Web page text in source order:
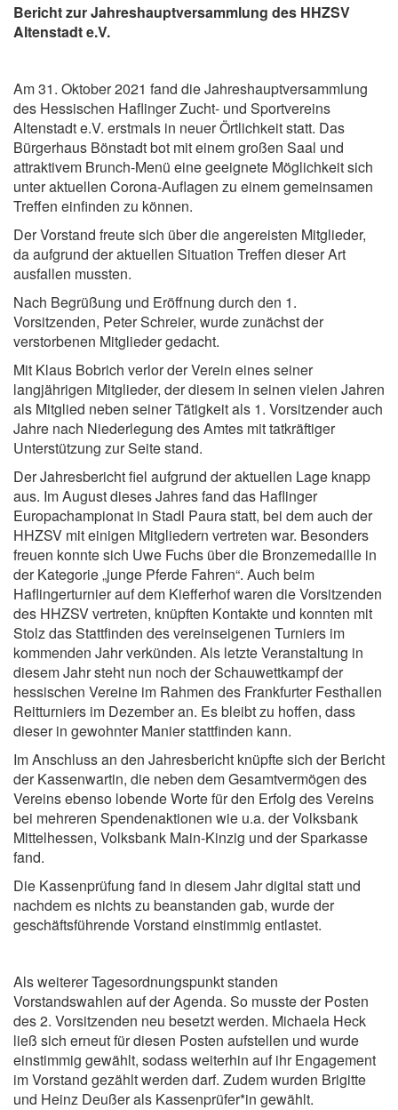
Bericht zur Jahreshauptversammlung des HHZSV
Altenstadt e.V.
Am 31. Oktober 2021 fand die Jahreshauptversammlung
des Hessischen Haflinger Zucht- und Sportvereins
Altenstadt e.V. erstmals in neuer Örtlichkeit statt. Das
Bürgerhaus Bönstadt bot mit einem großen Saal und
attraktivem Brunch-Menü eine geeignete Möglichkeit sich
unter aktuellen Corona-Auflagen zu einem gemeinsamen
Treffen einfinden zu können.
Der Vorstand freute sich über die angereisten Mitglieder,
da aufgrund der aktuellen Situation Treffen dieser Art
ausfallen mussten.
Nach Begrüßung und Eröffnung durch den 1.
Vorsitzenden, Peter Schreier, wurde zunächst der
verstorbenen Mitglieder gedacht.
Mit Klaus Bobrich verlor der Verein eines seiner
langjährigen Mitglieder, der diesem in seinen vielen Jahren
als Mitglied neben seiner Tätigkeit als 1. Vorsitzender auch
Jahre nach Niederlegung des Amtes mit tatkräftiger
Unterstützung zur Seite stand.
Der Jahresbericht fiel aufgrund der aktuellen Lage knapp
aus. Im August dieses Jahres fand das Haflinger
Europachampionat in Stadl Paura statt, bei dem auch der
HHZSV mit einigen Mitgliedern vertreten war. Besonders
freuen konnte sich Uwe Fuchs über die Bronzemedaille in
der Kategorie „junge Pferde Fahren“. Auch beim
Haflingerturnier auf dem Kiefferhof waren die Vorsitzenden
des HHZSV vertreten, knüpften Kontakte und konnten mit
Stolz das Stattfinden des vereinseigenen Turniers im
kommenden Jahr verkünden. Als letzte Veranstaltung in
diesem Jahr steht nun noch der Schauwettkampf der
hessischen Vereine im Rahmen des Frankfurter Festhallen
Reitturniers im Dezember an. Es bleibt zu hoffen, dass
dieser in gewohnter Manier stattfinden kann.
Im Anschluss an den Jahresbericht knüpfte sich der Bericht
der Kassenwartin, die neben dem Gesamtvermögen des
Vereins ebenso lobende Worte für den Erfolg des Vereins
bei mehreren Spendenaktionen wie u.a. der Volksbank
Mittelhessen, Volksbank Main-Kinzig und der Sparkasse
fand.
Die Kassenprüfung fand in diesem Jahr digital statt und
nachdem es nichts zu beanstanden gab, wurde der
geschäftsführende Vorstand einstimmig entlastet.
Als weiterer Tagesordnungspunkt standen
Vorstandswahlen auf der Agenda. So musste der Posten
des 2. Vorsitzenden neu besetzt werden. Michaela Heck
ließ sich erneut für diesen Posten aufstellen und wurde
einstimmig gewählt, sodass weiterhin auf ihr Engagement
im Vorstand gezählt werden darf. Zudem wurden Brigitte
und Heinz Deußer als Kassenprüfer*in gewählt.